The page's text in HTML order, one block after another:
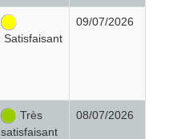
5
Satisfaisant
09/07/2026
Très
satisfaisant
08/07/2026